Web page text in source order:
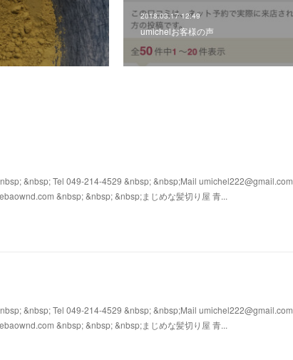
2018.03.17 12:49
umichelお客様の声
&nbsp; Tel 049-214-4529 &nbsp; &nbsp;Mail umichel222@gmail.com
&nbsp; &nbsp; &nbsp;まじめな髪切り屋 青...
&nbsp; Tel 049-214-4529 &nbsp; &nbsp;Mail umichel222@gmail.com
&nbsp; &nbsp; &nbsp;まじめな髪切り屋 青...